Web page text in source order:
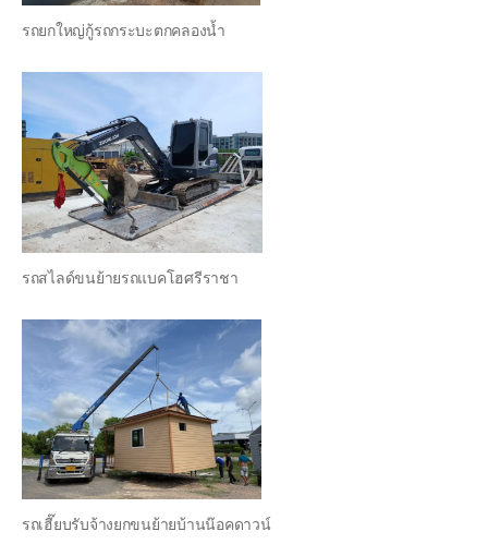
รถยกใหญ่กู้รถกระบะตกคลองน้ำ
รถสไลด์ขนย้ายรถแบคโฮศรีราชา
รถเฮี๊ยบรับจ้างยกขนย้ายบ้านน๊อคดาวน์